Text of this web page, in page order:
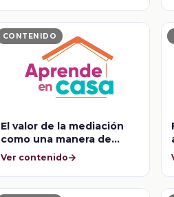
CONTENIDO
El valor de la mediación
como una manera de
resolver conflictos sin
Ver contenido